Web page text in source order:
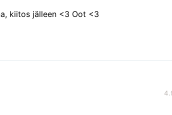
kiitos jälleen <3 Oot <3